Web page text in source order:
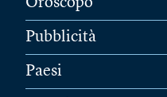
Oroscopo
Pubblicità
Paesi